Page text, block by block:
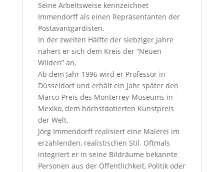
Seine Arbeitsweise kennzeichnet
Immendorff als einen Repräsentanten der
Postavantgardisten.
In der zweiten Hälfte der siebziger Jahre
nähert er sich dem Kreis der “Neuen
Wilden” an.
Ab dem Jahr 1996 wird er Professor in
Düsseldorf und erhält ein Jahr später den
Marco-Preis des Monterrey-Museums in
Mexiko, dem höchstdotierten Kunstpreis
der Welt.
Jörg Immendorff realisiert eine Malerei im
erzählenden, realistischen Stil. Oftmals
integriert er in seine Bildräume bekannte
Personen aus der Öffentlichkeit, Politik oder